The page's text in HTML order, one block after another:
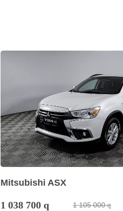
Mitsubishi ASX
1 038 700 q 1 105 000 q